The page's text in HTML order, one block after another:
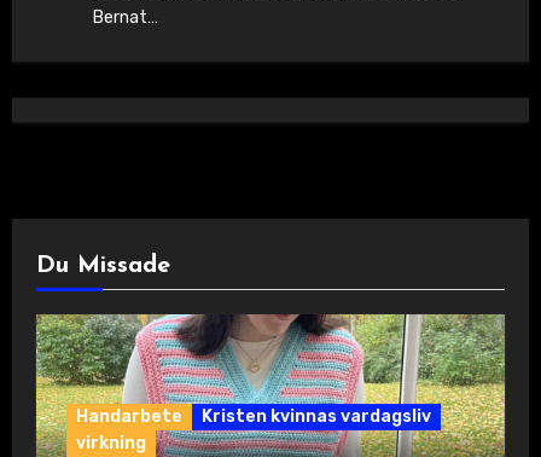
Bernat…
Du Missade
Handarbete
Kristen kvinnas vardagsliv
virkning